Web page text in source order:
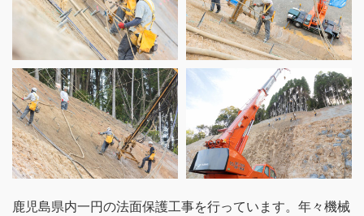
鹿児島県内一円の法面保護工事を行っています。年々機械